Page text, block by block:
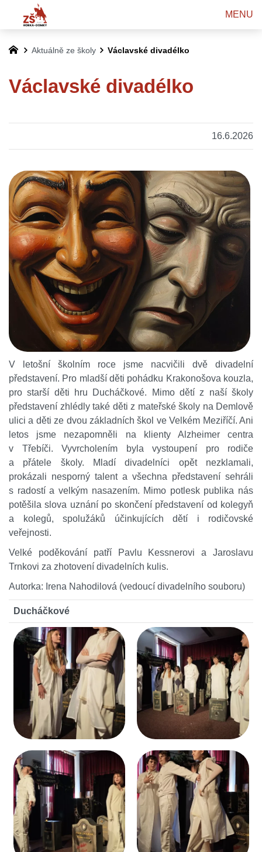
Aktuálně ze školy Václavské divadélko
Václavské divadélko
16.6.2026
V letošní školním roce jsme nacvičili dvě divadelní
představení. Pro mladší děti pohádku Krakonošova kouzla,
pro starší děti hru Ducháčkové. Mimo dětí z naší školy
představení zhlédly také děti z mateřské školy na Demlově
ulici a děti ze dvou základních škol ve Velkém Meziříčí. Ani
letos jsme nezapomněli na klienty Alzheimer centra
v Třebíči. Vyvrcholením byla vystoupení pro rodiče
a přátele školy. Mladí divadelníci opět nezklamali,
prokázali nesporný talent a všechna představení sehráli
s radostí a velkým nasazením. Mimo potlesk publika nás
potěšila slova uznání po skončení představení od kolegyň
a kolegů, spolužáků účinkujících dětí i rodičovské
veřejnosti.
Velké poděkování patří Pavlu Kessnerovi a Jaroslavu
Trnkovi za zhotovení divadelních kulis.
Autorka: Irena Nahodilová (vedoucí divadelního souboru)
Ducháčkové
MENU